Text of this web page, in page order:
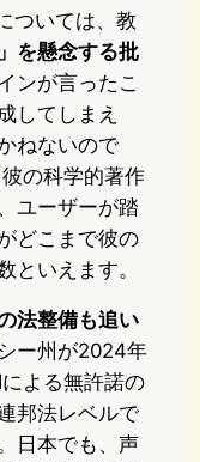
ついては、教
を懸念する批
ンが言ったこ
してしまえ
ねないので
の科学的著作
ユーザーが踏
どこまで彼の
といえます。
法整備も追い
ー州が2024年
よる無許諾の
邦法レベルで
日本でも、声